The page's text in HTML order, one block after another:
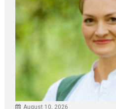
August 10, 2026